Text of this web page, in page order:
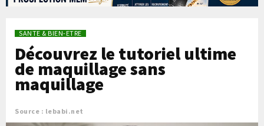
SANTE & BIEN-ETRE
Découvrez le tutoriel ultime
de maquillage sans
maquillage
Source : lebabi.net